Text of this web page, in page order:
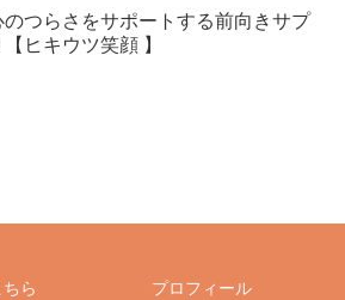
のつらさをサポートする前向きサプ
【ヒキウツ笑顔 】
ら
プロフィール